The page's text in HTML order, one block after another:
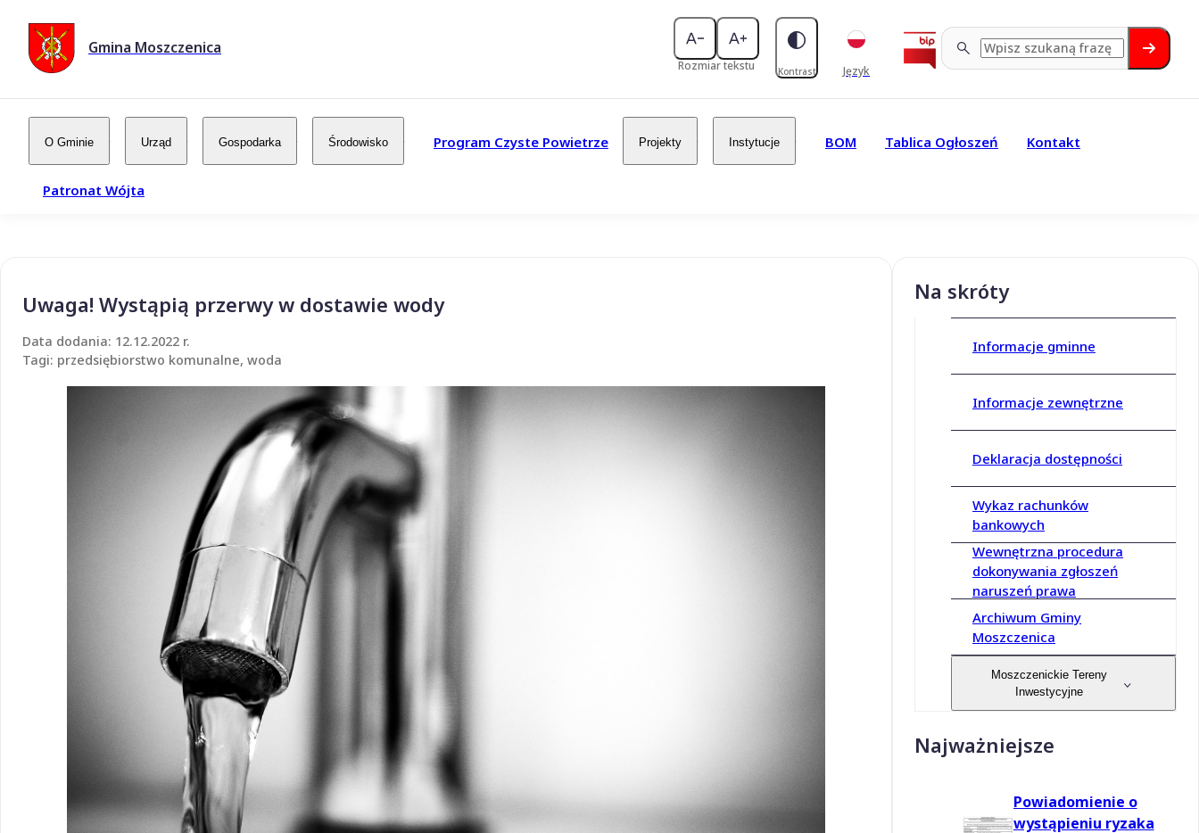
Gmina Moszczenica
Rozmiar tekstu Kontrast Język
O Gminie Urząd Gospodarka Środowisko Program Czyste Powietrze Projekty Instytucje BOM Tablica Ogłoszeń Kontakt
Patronat Wójta
Uwaga! Wystąpią przerwy w dostawie wody
Data dodania: 12.12.2022 r.
Tagi: przedsiębiorstwo komunalne, woda
Na skróty
Informacje gminne
Informacje zewnętrzne
Deklaracja dostępności
Wykaz rachunków
bankowych
Wewnętrzna procedura
dokonywania zgłoszeń
naruszeń prawa
Archiwum Gminy
Moszczenica
Moszczenickie Tereny
Inwestycyjne
Najważniejsze
Powiadomienie o
wystąpieniu ryzaka